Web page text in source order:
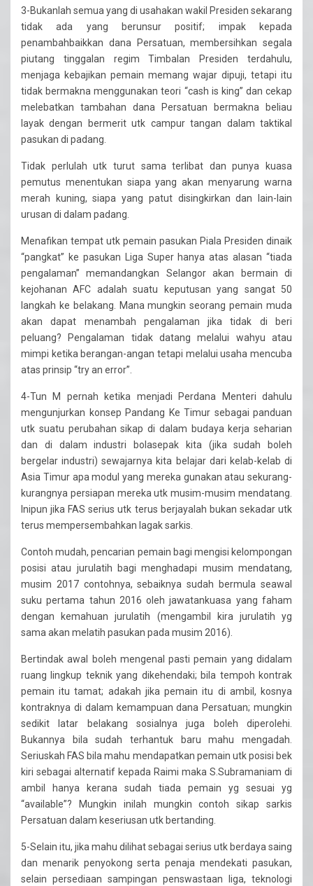
3-Bukanlah semua yang di usahakan wakil Presiden sekarang
tidak ada yang berunsur positif; impak kepada
penambahbaikkan dana Persatuan, membersihkan segala
piutang tinggalan regim Timbalan Presiden terdahulu,
menjaga kebajikan pemain memang wajar dipuji, tetapi itu
tidak bermakna menggunakan teori “cash is king” dan cekap
melebatkan tambahan dana Persatuan bermakna beliau
layak dengan bermerit utk campur tangan dalam taktikal
pasukan di padang.
Tidak perlulah utk turut sama terlibat dan punya kuasa
pemutus menentukan siapa yang akan menyarung warna
merah kuning, siapa yang patut disingkirkan dan lain-lain
urusan di dalam padang.
Menafikan tempat utk pemain pasukan Piala Presiden dinaik
“pangkat” ke pasukan Liga Super hanya atas alasan “tiada
pengalaman” memandangkan Selangor akan bermain di
kejohanan AFC adalah suatu keputusan yang sangat 50
langkah ke belakang. Mana mungkin seorang pemain muda
akan dapat menambah pengalaman jika tidak di beri
peluang? Pengalaman tidak datang melalui wahyu atau
mimpi ketika berangan-angan tetapi melalui usaha mencuba
atas prinsip “try an error”.
4-Tun M pernah ketika menjadi Perdana Menteri dahulu
mengunjurkan konsep Pandang Ke Timur sebagai panduan
utk suatu perubahan sikap di dalam budaya kerja seharian
dan di dalam industri bolasepak kita (jika sudah boleh
bergelar industri) sewajarnya kita belajar dari kelab-kelab di
Asia Timur apa modul yang mereka gunakan atau sekurang-
kurangnya persiapan mereka utk musim-musim mendatang.
Inipun jika FAS serius utk terus berjayalah bukan sekadar utk
terus mempersembahkan lagak sarkis.
Contoh mudah, pencarian pemain bagi mengisi kelompongan
posisi atau jurulatih bagi menghadapi musim mendatang,
musim 2017 contohnya, sebaiknya sudah bermula seawal
suku pertama tahun 2016 oleh jawatankuasa yang faham
dengan kemahuan jurulatih (mengambil kira jurulatih yg
sama akan melatih pasukan pada musim 2016).
Bertindak awal boleh mengenal pasti pemain yang didalam
ruang lingkup teknik yang dikehendaki; bila tempoh kontrak
pemain itu tamat; adakah jika pemain itu di ambil, kosnya
kontraknya di dalam kemampuan dana Persatuan; mungkin
sedikit latar belakang sosialnya juga boleh diperolehi.
Bukannya bila sudah terhantuk baru mahu mengadah.
Seriuskah FAS bila mahu mendapatkan pemain utk posisi bek
kiri sebagai alternatif kepada Raimi maka S.Subramaniam di
ambil hanya kerana sudah tiada pemain yg sesuai yg
“available”? Mungkin inilah mungkin contoh sikap sarkis
Persatuan dalam keseriusan utk bertanding.
5-Selain itu, jika mahu dilihat sebagai serius utk berdaya saing
dan menarik penyokong serta penaja mendekati pasukan,
selain persediaan sampingan penswastaan liga, teknologi